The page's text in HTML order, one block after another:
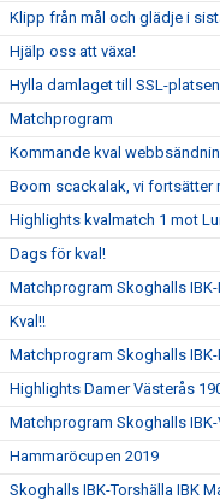
Klipp från mål och glädje i
Hjälp oss att växa!
Hylla damlaget till SSL-
Matchprogram
Kommande kval
Boom scackalak, vi fortsätter
Highlights kvalmatch 1 mot
Dags för kval!
Matchprogram Skoghalls IBK-
Kval!!
Matchprogram Skoghalls
Highlights Damer Västerås
Matchprogram Skoghalls IBK-
Hammaröcupen 2019
Skoghalls IBK-Torshälla IBK